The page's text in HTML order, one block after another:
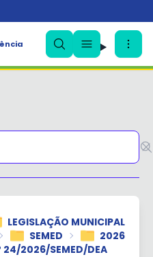
LEGISLAÇÃO MUNICIPAL
SEMED
2026
24/2026/SEMED/DEA